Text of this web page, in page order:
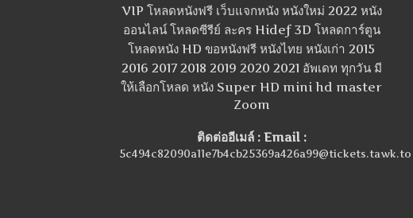
VIP โหลดหนังฟรี เว็บแจกหนัง หนังใหม่ 2022 หนัง
ออนไลน์ โหลดซีรีย์ ละคร Hidef 3D โหลดการ์ตูน
โหลดหนัง HD ขอหนังฟรี หนังไทย หนังเก่า 2015
2016 2017 2018 2019 2020 2021 อัพเดท ทุกวัน มี
ให้เลือกโหลด หนัง Super HD mini hd master
Zoom
ติดต่ออีเมล์ : Email :
5c494c82090a11e7b4cb25369a426a99@tickets.tawk.to